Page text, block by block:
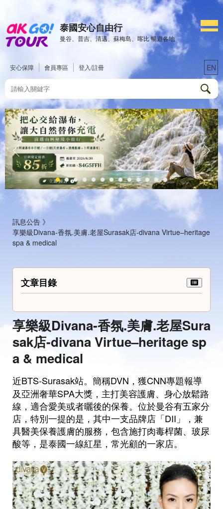
泰國安心自由行
曼谷、普吉、清邁、蘇梅島、喀比 暢遊各地
安心保障 會員專區 登入/註冊 EN
訊息公告 》
享樂級Divana-香氛.美膚.老屋Surasak店-divana Virtue–heritage
spa & medical
文章目錄
享樂級Divana-香氛.美膚.老屋Sura
sak店-divana Virtue–heritage sp
a & medical
近BTS-Surasak站。 簡稱DVN，獲CNN專題報導
及亞洲奢華SPA大獎，主打美容護膚、身心放鬆路
線，適合愛美或者曬後的保養。位於曼谷有五家分
店，特別一提的是，其中一支品牌店「DII」，兼
具醫美保養護膚的服務，包含施打肉毒桿菌、玻尿
酸等，是泰國一線紅星，常光顧的一家店。